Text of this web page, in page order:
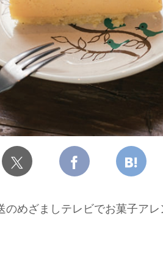
のめざましテレビでお菓子ア